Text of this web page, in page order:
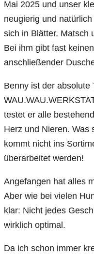
Mai 2025 und unser
neugierig und
sich in Blätter, Matsch
Bei ihm gibt fast
anschließender
Benny ist der absolute
testet er alle
Herz und Nieren. Was
kommt nicht ins
überarbeitet werden!
Angefangen hat alles
Aber wie bei vielen
klar: Nicht jedes
wirklich optimal.
Da ich schon immer